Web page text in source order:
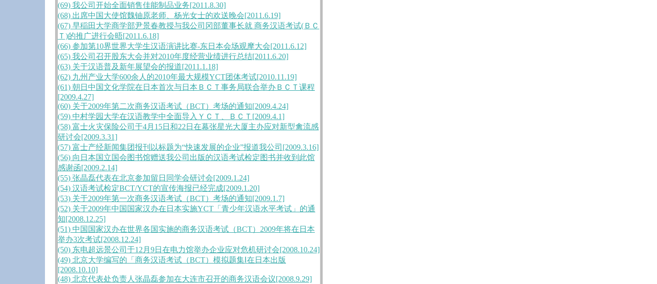
(69) 我公司开始全面销售佳能制品业务[2011.8.30]
(68) 出席中国大使馆魏铀原老师、杨光女士的欢送晚会[2011.6.19]
(67) 早稲田大学商学部尹景春教授与我公司冈部董事长就 商务汉语考试(ＢＣ
Ｔ)的推广进行会晤[2011.6.18]
(66) 参加第10界世界大学生汉语演讲比赛-东日本会场观摩大会[2011.6.12]
(65) 我公司召开股东大会并对2010年度经营业绩进行总结[2011.6.20]
(63) 关于汉语普及新年展望会的报道[2011.1.18]
(62) 九州产业大学600余人的2010年最大规模YCT团体考试[2010.11.19]
(61) 朝日中国文化学院在日本首次与日本ＢＣＴ事务局联合举办ＢＣＴ课程
[2009.4.27]
(60) 关于2009年第二次商务汉语考试（BCT）考场的通知[2009.4.24]
(59) 中村学园大学在汉语教学中全面导入ＹＣＴ、ＢＣＴ[2009.4.1]
(58) 富士火灾保险公司于4月15日和22日在幕张星光大厦主办应对新型禽流感
研讨会[2009.3.31]
(57) 富士产经新闻集团报刊以标题为“快速发展的企业”报道我公司[2009.3.16]
(56) 向日本国立国会图书馆赠送我公司出版的汉语考试检定图书并收到此馆
感谢函[2009.2.14]
(55) 张晶磊代表在北京参加留日同学会研讨会[2009.1.24]
(54) 汉语考试检定BCT/YCT的宣传海报已经完成[2009.1.20]
(53) 关于2009年第一次商务汉语考试（BCT）考场的通知[2009.1.7]
(52) 关于2009年中国国家汉办在日本实施YCT「青少年汉语水平考试」的通
知[2008.12.25]
(51) 中国国家汉办在世界各国实施的商务汉语考试（BCT）2009年将在日本
举办3次考试[2008.12.24]
(50) 东电超远景公司于12月9日在电力馆举办企业应对危机研讨会[2008.10.24]
(49) 北京大学编写的「商务汉语考试（BCT）模拟题集Ⅰ在日本出版
[2008.10.10]
(48) 北京代表处负责人张晶磊参加在大连市召开的商务汉语会议[2008.9.29]